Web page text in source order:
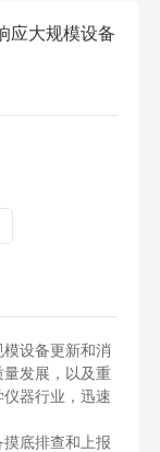
应大规模设备
设备更新和消
发展，以及重
器行业，迅速
底排查和上报